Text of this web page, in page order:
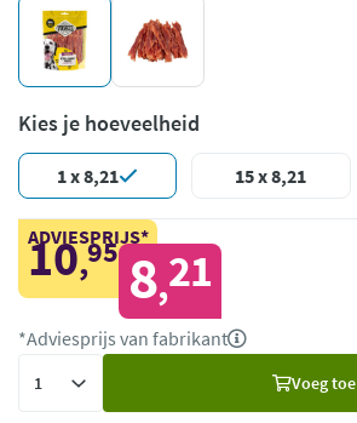
Kies je hoeveelheid
1 x 8,21 15 x 8,21
ADVIESPRIJS*
10,95 8,21
*Adviesprijs van fabrikant
Voeg toe